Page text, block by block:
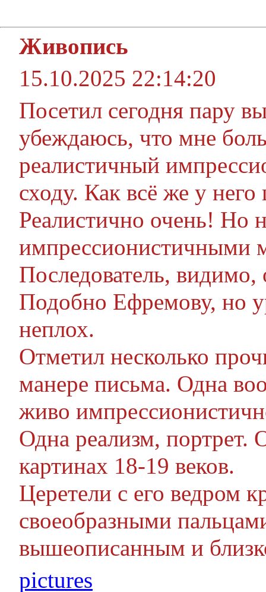
Живопись
15.10.2025 22:14:20
Посетил сегодня пару
убеждаюсь, что мне
реалистичный
сходу. Как всё же у
Реалистично очень! Но
импрессионистичными
Последователь, видимо,
Подобно Ефремову, но
неплох.
Отметил несколько
манере письма. Одна
живо
Одна реализм, портрет.
картинах 18-19 веков.
Церетели с его ведром
своеобразными
вышеописанным и
pictures